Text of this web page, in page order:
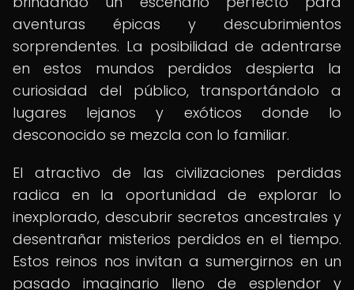
aventuras épicas y descubrimientos
sorprendentes. La posibilidad de adentrarse
en estos mundos perdidos despierta la
curiosidad del público, transportándolo a
lugares lejanos y exóticos donde lo
desconocido se mezcla con lo familiar.
El atractivo de las civilizaciones perdidas
radica en la oportunidad de explorar lo
inexplorado, descubrir secretos ancestrales y
desentrañar misterios perdidos en el tiempo.
Estos reinos nos invitan a sumergirnos en un
pasado imaginario lleno de esplendor y